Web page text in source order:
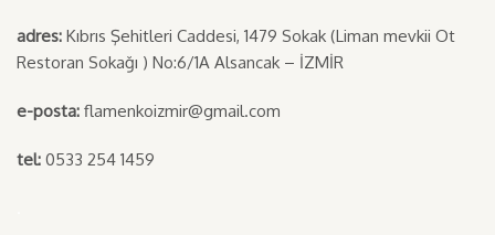
adres: Kıbrıs Şehitleri Caddesi, 1479 Sokak (Liman mevkii Ot
Restoran Sokağı ) No:6/1A Alsancak – İZMİR
e-posta: flamenkoizmir@gmail.com
tel: 0533 254 1459